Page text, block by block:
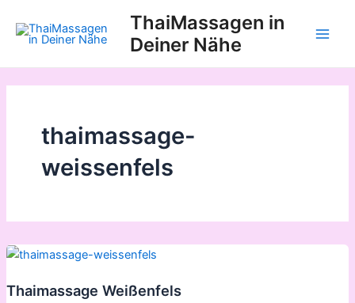
Inhalt
springen
ThaiMassagen in
Deiner Nähe
thaimassage-
weissenfels
Thaimassage Weißenfels